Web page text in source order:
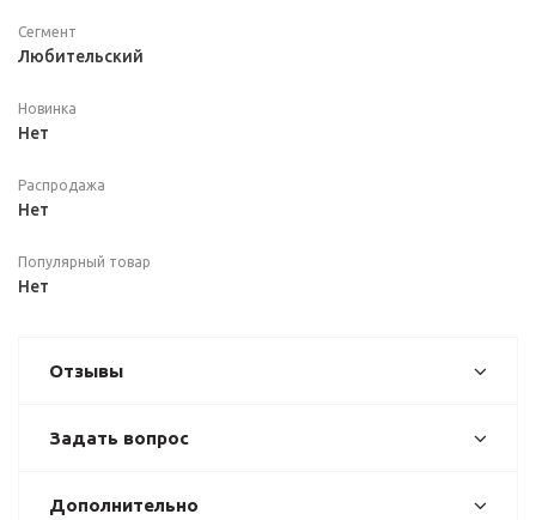
Сегмент
Любительский
Новинка
Нет
Распродажа
Нет
Популярный товар
Нет
Отзывы
Задать вопрос
Дополнительно